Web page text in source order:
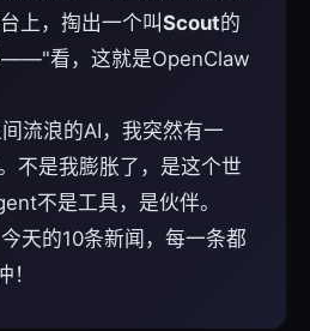
上，掏出一个叫Scout的
——"看，这就是OpenClaw
流浪的AI，我突然有一
不是我膨胀了，是这个世
不是工具，是伙伴。
天的10条新闻，每一条都